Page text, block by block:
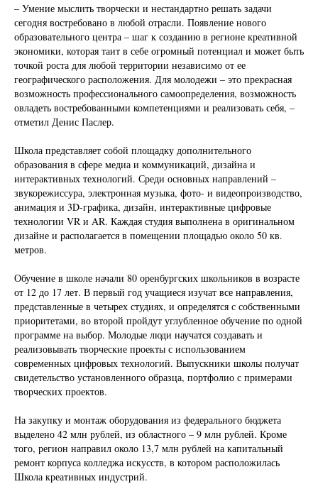
– Умение мыслить творчески и нестандартно решать задачи
сегодня востребовано в любой отрасли. Появление нового
образовательного центра – шаг к созданию в регионе креативной
экономики, которая таит в себе огромный потенциал и может быть
точкой роста для любой территории независимо от ее
географического расположения. Для молодежи – это прекрасная
возможность профессионального самоопределения, возможность
овладеть востребованными компетенциями и реализовать себя, –
отметил Денис Паслер.
Школа представляет собой площадку дополнительного
образования в сфере медиа и коммуникаций, дизайна и
интерактивных технологий. Среди основных направлений –
звукорежиссура, электронная музыка, фото- и видеопроизводство,
анимация и 3D-графика, дизайн, интерактивные цифровые
технологии VR и AR. Каждая студия выполнена в оригинальном
дизайне и располагается в помещении площадью около 50 кв.
метров.
Обучение в школе начали 80 оренбургских школьников в возрасте
от 12 до 17 лет. В первый год учащиеся изучат все направления,
представленные в четырех студиях, и определятся с собственными
приоритетами, во второй пройдут углубленное обучение по одной
программе на выбор. Молодые люди научатся создавать и
реализовывать творческие проекты с использованием
современных цифровых технологий. Выпускники школы получат
свидетельство установленного образца, портфолио с примерами
творческих проектов.
На закупку и монтаж оборудования из федерального бюджета
выделено 42 млн рублей, из областного – 9 млн рублей. Кроме
того, регион направил около 13,7 млн рублей на капитальный
ремонт корпуса колледжа искусств, в котором расположилась
Школа креативных индустрий.